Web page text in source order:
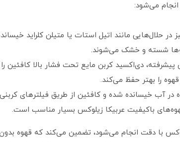
انجام می‌شود:
در حلال‌هایی مانند اتیل استات یا متیلن کلراید
شسته و خشک می‌شوند.
دی‌اکسید کربن مایع تحت فشار بالا کافئین را
را بهتر حفظ می‌کند.
در آب خیسانده شده و کافئین از طریق فیلترهای
باکیفیت عربیکا زیلوکس بسیار مناسب است.
با دقت انجام می‌شود، تضمین می‌کند که قهوه